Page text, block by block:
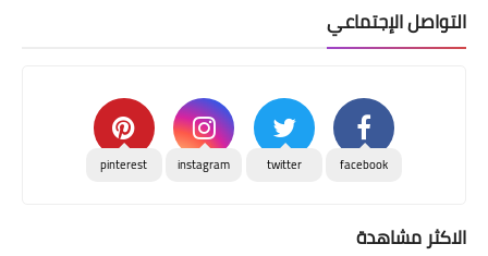
التواصل الإجتماعي
facebook
twitter
instagram
pinterest
الاكثر مشاهدة